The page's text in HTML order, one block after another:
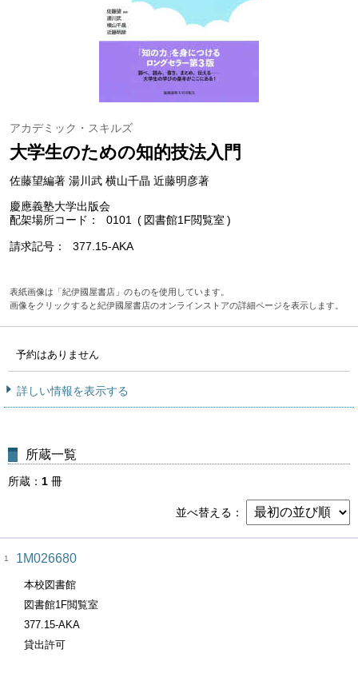
アカデミック・スキルズ
大学生のための知的技法入門
佐藤望編著 湯川武 横山千晶 近藤明彦著
慶應義塾大学出版会
配架場所コード
0101 図書館1F閲覧室
請求記号 377.15-AKA
表紙画像は「紀伊國屋書店」のものを使用しています。
画像をクリックすると紀伊國屋書店のオンラインストアの詳細ページを表示します。
予約はありません
詳しい情報を表示する
所蔵一覧
所蔵 1 冊
並べ替える
1 1M026680
本校図書館
図書館1F閲覧室
377.15-AKA
貸出許可